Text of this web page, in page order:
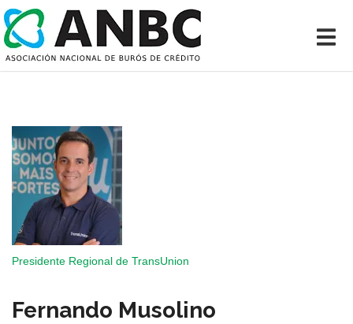
Presidente Regional de TransUnion
Fernando Musolino